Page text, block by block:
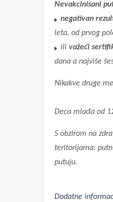
Nevakcinisani
negativan
leta, od prvog
ili važeći
dana a najviše
Nikakve druge
Deca mlađa od
S obzirom na
teritorijama:
putuju.
Dodatne